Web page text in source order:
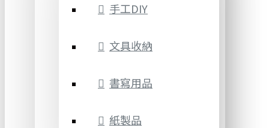
手工DIY
文具收納
書寫用品
紙製品